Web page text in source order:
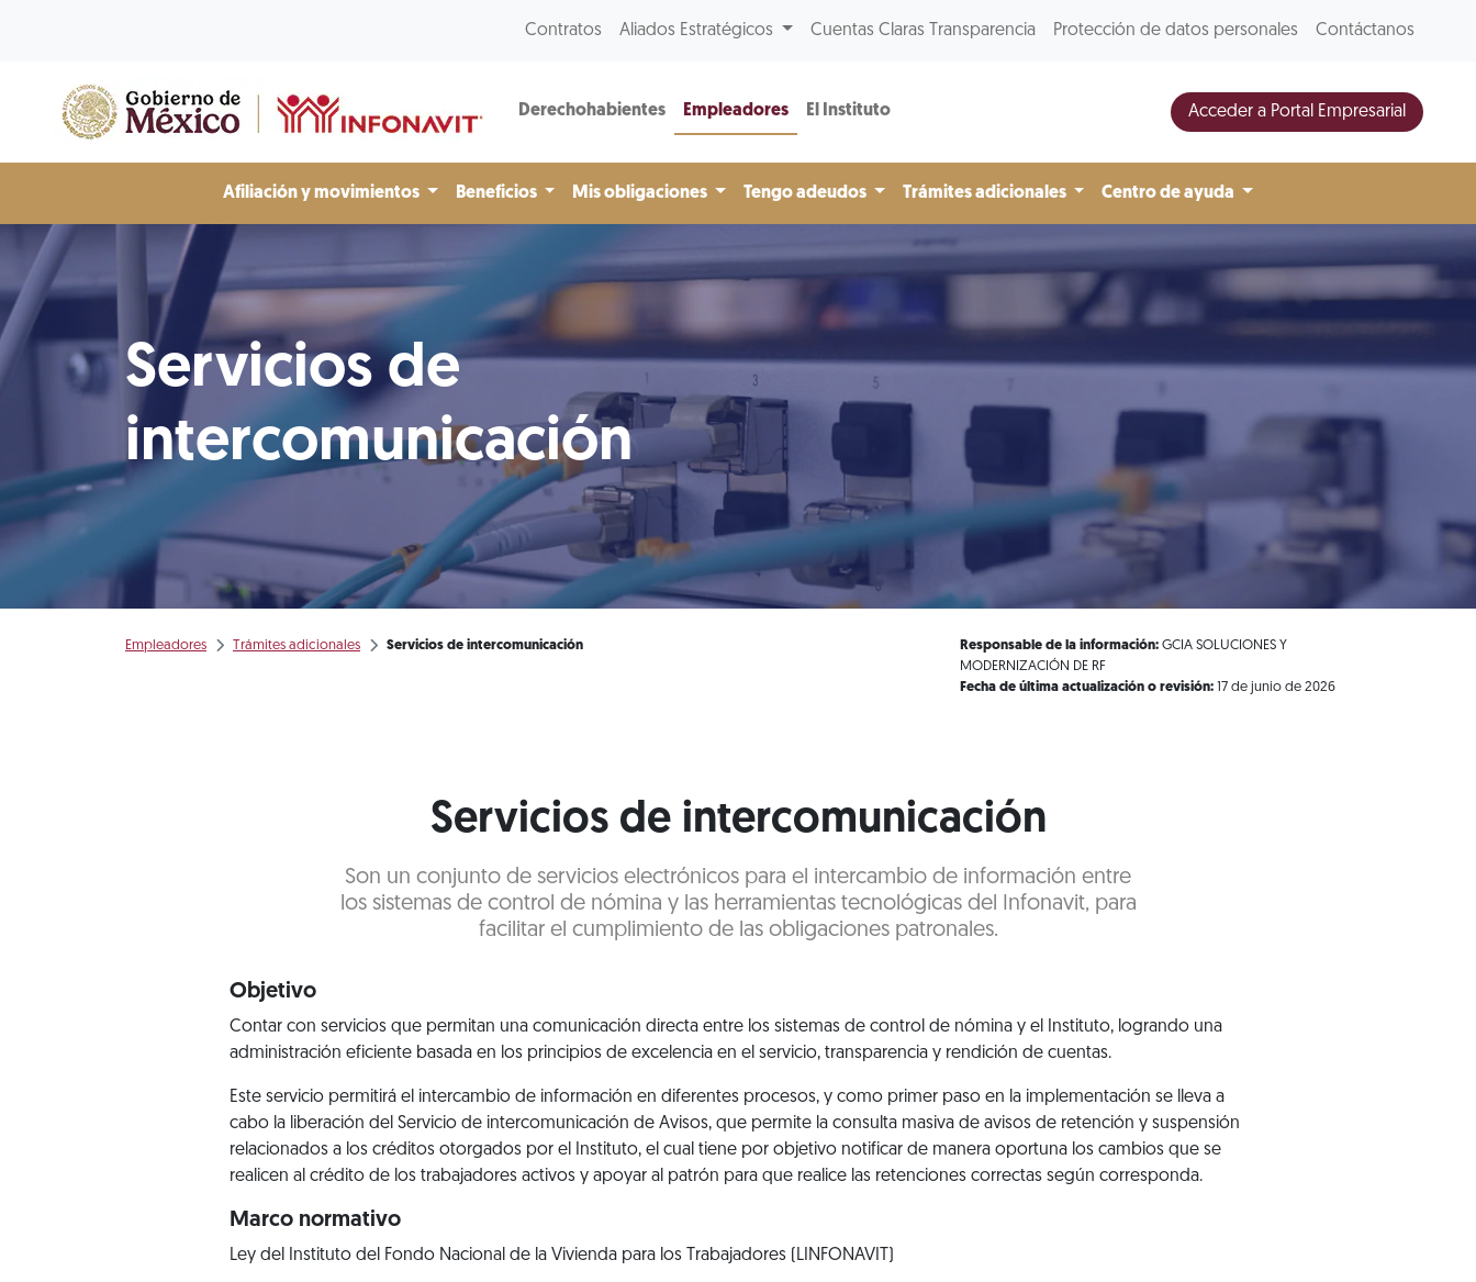
Contratos Aliados Estratégicos Cuentas Claras Transparencia Protección de datos personales Contáctanos
Derechohabientes Empleadores El Instituto Acceder a Portal Empresarial
Afiliación y movimientos Beneficios Mis obligaciones Tengo adeudos Trámites adicionales Centro de ayuda
Servicios de
intercomunicación
Empleadores Trámites adicionales Servicios de intercomunicación Responsable de la información: GCIA SOLUCIONES Y
MODERNIZACIÓN DE RF
Fecha de última actualización o revisión: 17 de junio de 2026
Servicios de intercomunicación
Son un conjunto de servicios electrónicos para el intercambio de información entre
los sistemas de control de nómina y las herramientas tecnológicas del Infonavit, para
facilitar el cumplimiento de las obligaciones patronales.
Objetivo
Contar con servicios que permitan una comunicación directa entre los sistemas de control de nómina y el Instituto, logrando una
administración eficiente basada en los principios de excelencia en el servicio, transparencia y rendición de cuentas.
Este servicio permitirá el intercambio de información en diferentes procesos, y como primer paso en la implementación se lleva a
cabo la liberación del Servicio de intercomunicación de Avisos, que permite la consulta masiva de avisos de retención y suspensión
relacionados a los créditos otorgados por el Instituto, el cual tiene por objetivo notificar de manera oportuna los cambios que se
realicen al crédito de los trabajadores activos y apoyar al patrón para que realice las retenciones correctas según corresponda.
Marco normativo
Ley del Instituto del Fondo Nacional de la Vivienda para los Trabajadores (LINFONAVIT)